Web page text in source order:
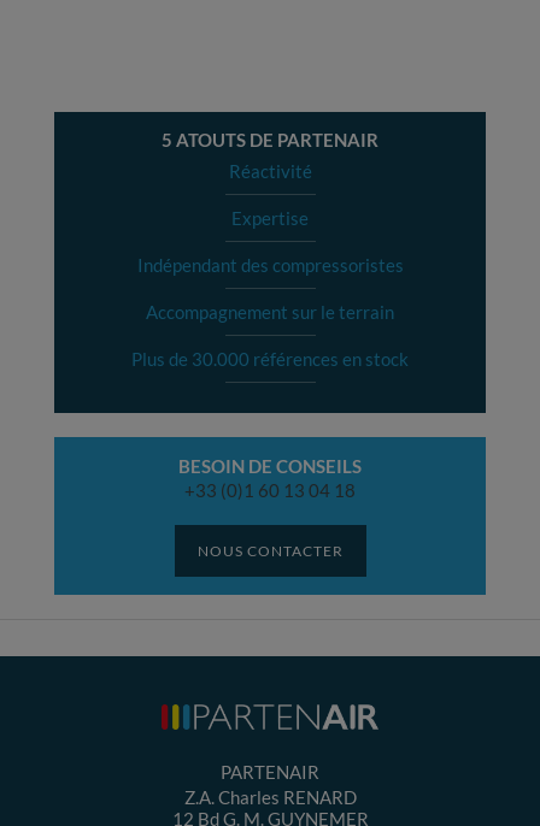
5 ATOUTS DE PARTENAIR
Réactivité
Expertise
Indépendant des compressoristes
Accompagnement sur le terrain
Plus de 30.000 références en stock
BESOIN DE CONSEILS
+33 (0)1 60 13 04 18
NOUS CONTACTER
PARTENAIR
Z.A. Charles RENARD
12 Bd G. M. GUYNEMER